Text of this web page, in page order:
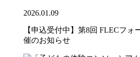
2026.01.09
【申込受付中】第8回 FLECフォ
催のお知らせ